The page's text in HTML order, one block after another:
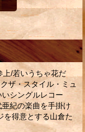
上/若いうちゃ花だ
ザ・スタイル・ミュ
シングルレコー
紀の楽曲を手掛け
を得意とする山倉た